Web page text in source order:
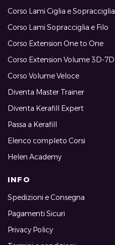
Corso Lami Ciglia e Sopracciglia
Corso Lami Sopracciglia e Filo
Corso Extension One to One
Corso Extension Volume 3D-7D
Corso Volume Veloce
Diventa Master Trainer
Diventa Kerafill Expert
Passa a Kerafill
Elenco completo Corsi
Helen Academy
INFO
Spedizioni e Consegna
Pagamenti Sicuri
Privacy Policy